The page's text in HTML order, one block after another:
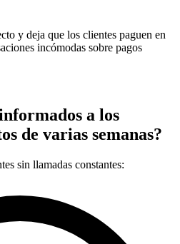
y deja que los clientes paguen en
incómodas sobre pagos
a los
de varias semanas?
sin llamadas constantes: